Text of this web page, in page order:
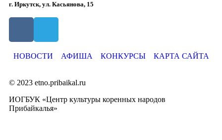
г. Иркутск, ул. Касьянова, 15
НОВОСТИ АФИША КОНКУРСЫ КАРТА САЙТА
© 2023 etno.pribaikal.ru
ИОГБУК «Центр культуры коренных народов
Прибайкалья»